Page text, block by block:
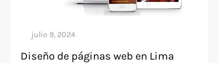
Diseño de páginas web en Lima